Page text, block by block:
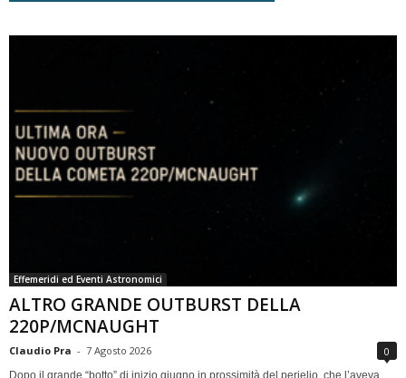
Effemeridi ed Eventi Astronomici
ALTRO GRANDE OUTBURST DELLA
220P/MCNAUGHT
Claudio Pra - 7 Agosto 2026 0
Dopo il grande “botto” di inizio giugno in prossimità del perielio, che l’aveva